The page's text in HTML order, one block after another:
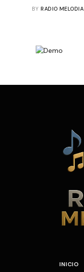
BY RADIO MELODIA
INICIO